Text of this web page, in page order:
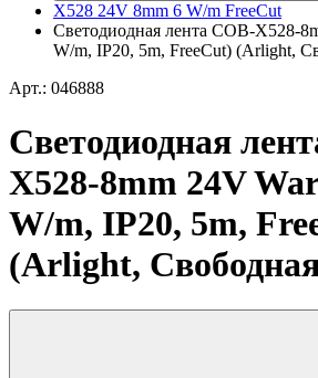
X528 24V 8mm 6 W/m FreeCut
Светодиодная лента COB-X528-
W/m, IP20, 5m, FreeCut) (Arlight,
Арт.: 046888
Светодиодная
X528-8mm 24V
W/m, IP20, 5m,
(Arlight,